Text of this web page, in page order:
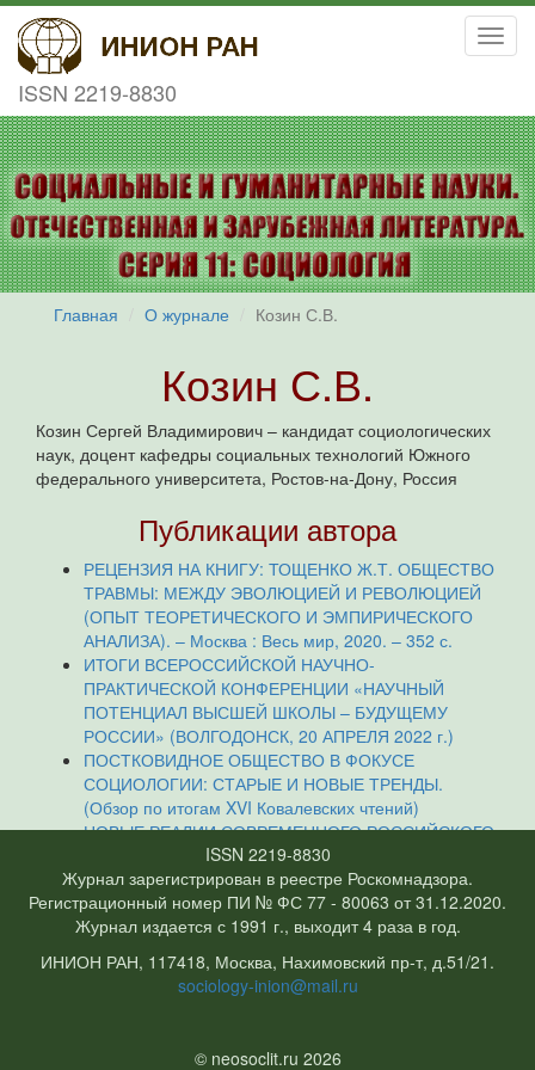
ISSN 2219-8830
Главная О журнале Козин С.В.
Козин С.В.
Козин Сергей Владимирович – кандидат социологических
наук, доцент кафедры социальных технологий Южного
федерального университета, Ростов-на-Дону, Россия
Публикации автора
РЕЦЕНЗИЯ НА КНИГУ: ТОЩЕНКО Ж.Т. ОБЩЕСТВО
ТРАВМЫ: МЕЖДУ ЭВОЛЮЦИЕЙ И РЕВОЛЮЦИЕЙ
(ОПЫТ ТЕОРЕТИЧЕСКОГО И ЭМПИРИЧЕСКОГО
АНАЛИЗА). – Москва : Весь мир, 2020. – 352 с.
ИТОГИ ВСЕРОССИЙСКОЙ НАУЧНО-
ПРАКТИЧЕСКОЙ КОНФЕРЕНЦИИ «НАУЧНЫЙ
ПОТЕНЦИАЛ ВЫСШЕЙ ШКОЛЫ – БУДУЩЕМУ
РОССИИ» (ВОЛГОДОНСК, 20 АПРЕЛЯ 2022 г.)
ПОСТКОВИДНОЕ ОБЩЕСТВО В ФОКУСЕ
СОЦИОЛОГИИ: СТАРЫЕ И НОВЫЕ ТРЕНДЫ.
(Обзор по итогам XVI Ковалевских чтений)
НОВЫЕ РЕАЛИИ СОВРЕМЕННОГО РОССИЙСКОГО
ОБЩЕ СТВА (ОБЗОР ПО ИТОГАМ XVII
КОВАЛЕВСКИХ ЧТЕНИЙ)
ISSN 2219-8830
Журнал зарегистрирован в реестре Роскомнадзора.
Регистрационный номер ПИ № ФС 77 - 80063 от 31.12.2020.
Журнал издается с 1991 г., выходит 4 раза в год.
ИНИОН РАН, 117418, Москва, Нахимовский пр-т, д.51/21.
sociology-inion@mail.ru
© neosoclit.ru 2026